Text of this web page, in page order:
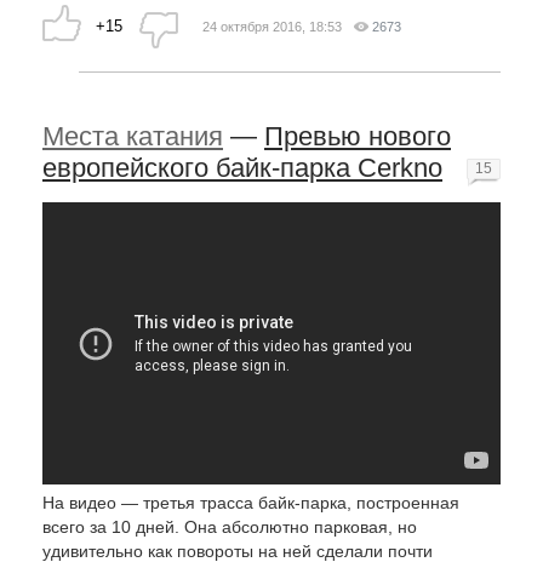
+15 24 октября 2016, 18:53 2673
Места катания — Превью нового
европейского байк-парка Cerkno
На видео — третья трасса байк-парка, построенная
всего за 10 дней. Она абсолютно парковая, но
удивительно как повороты на ней сделали почти
15